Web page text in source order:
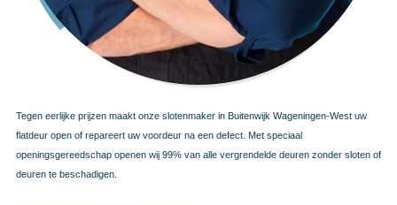
Tegen eerlijke prijzen maakt onze slotenmaker in Buitenwijk Wageningen-West uw
flatdeur open of repareert uw voordeur na een defect. Met speciaal
openingsgereedschap openen wij 99% van alle vergrendelde deuren zonder sloten of
deuren te beschadigen.